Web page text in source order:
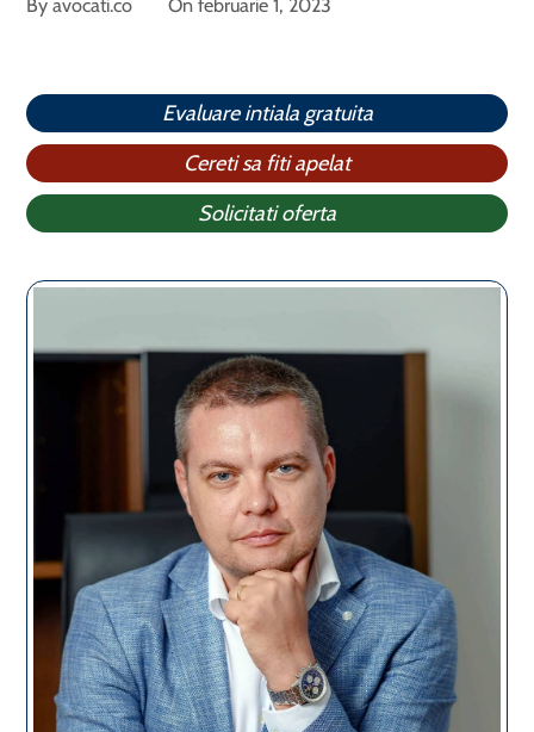
Byavocati.co Onfebruarie 1, 2023
Evaluare intiala gratuita
Cereti sa fiti apelat
Solicitati oferta